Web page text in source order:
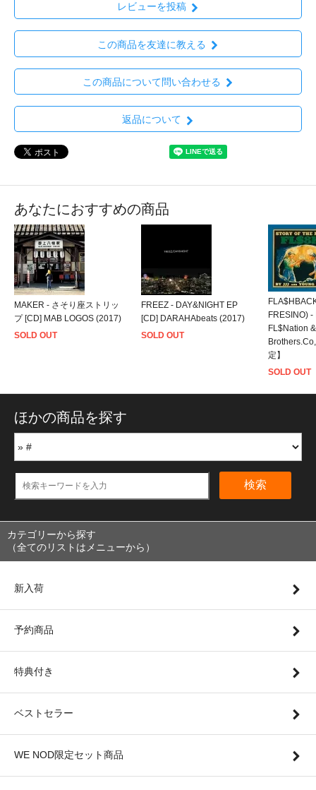
レビューを投稿
この商品を友達に教える
この商品について問い合わせる
返品について
あなたにおすすめの商品
MAKER - さそり座ストリッ
プ [CD] MAB LOGOS (2017)
SOLD OUT
FREEZ - DAY&NIGHT EP
[CD] DARAHAbeats (2017)
SOLD OUT
FRESINO)
FL$Nation
定】
SOLD OUT
ほかの商品を探す
検索
カテゴリーから探す
（全てのリストはメニューから）
新入荷
予約商品
特典付き
ベストセラー
WE NOD限定セット商品